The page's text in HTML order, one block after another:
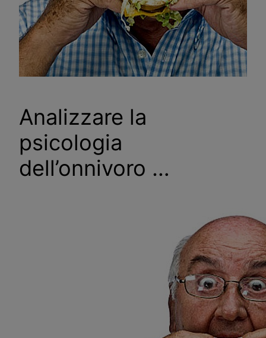
Analizzare la
psicologia
dell’onnivoro …